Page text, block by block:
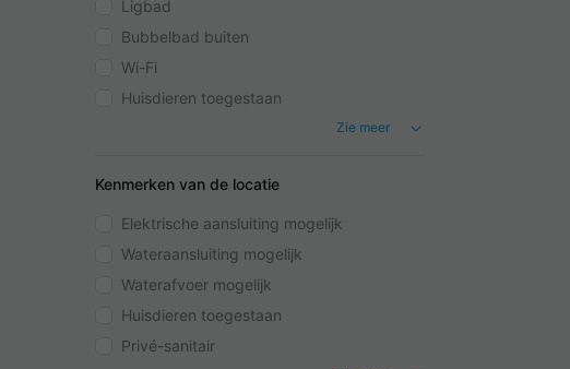
Ligbad
Bubbelbad buiten
Wi-Fi
Huisdieren toegestaan
Zie meer
Kenmerken van de locatie
Elektrische aansluiting mogelijk
Wateraansluiting mogelijk
Waterafvoer mogelijk
Huisdieren toegestaan
Privé-sanitair